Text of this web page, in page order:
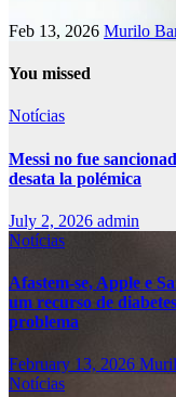
Feb 13, 2026 Murilo
You missed
Notícias
Messi no fue
desata la polémica
July 2, 2026 admin
Notícias
Afastem-se, Apple e
um recurso de
problema
February 13, 2026
Notícias